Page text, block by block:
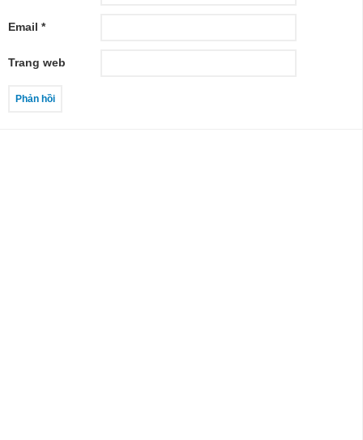
Email *
Trang web